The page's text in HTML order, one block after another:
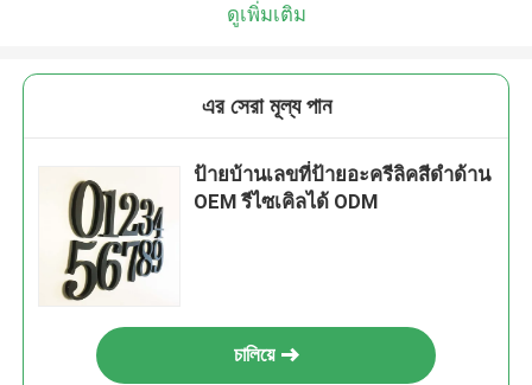
ดูเพิ่มเติม
এর সেরা মূল্য পান
ป้ายบ้านเลขที่ป้ายอะครีลิคสีดำด้าน
OEM รีไซเคิลได้ ODM
চালিয়ে